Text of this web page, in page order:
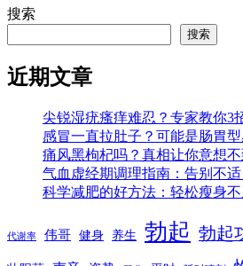
搜索
搜索
近期文章
尖锐湿疣瘙痒难忍？专家教你3
感冒一直拉肚子？可能是肠胃
痛风黑枸杞吗？真相让你意想不
气血虚经期调理指南：告别不
科学减肥的好方法：轻松瘦身
代谢率 伟哥 健身 养生 勃起 勃起